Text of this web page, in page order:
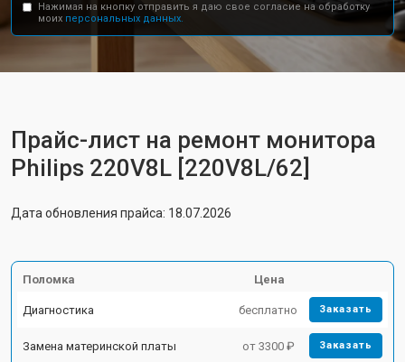
Нажимая на кнопку отправить я даю свое согласие на обработку
моих персональных данных.
Прайс-лист на ремонт монитора
Philips 220V8L [220V8L/62]
Дата обновления прайса: 18.07.2026
Поломка Цена
Диагностика бесплатно Заказать
Замена материнской платы от 3300 ₽ Заказать